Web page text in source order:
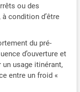
un
LED et
commodité.
& chaud]
-20 °C à
ou des
condition d’être
du pré-
d’ouverture et
un usage itinérant,
entre un froid «